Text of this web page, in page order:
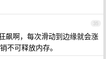
35
飙啊，每次滑动到边缘就会涨
不可释放内存。